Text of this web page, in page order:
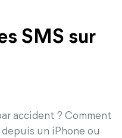
SMS sur
accident ? Comment
un iPhone ou